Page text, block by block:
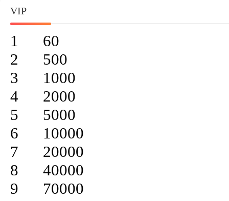
VIP
1	60
2	500
3	1000
4	2000
5	5000
6	10000
7	20000
8	40000
9	70000